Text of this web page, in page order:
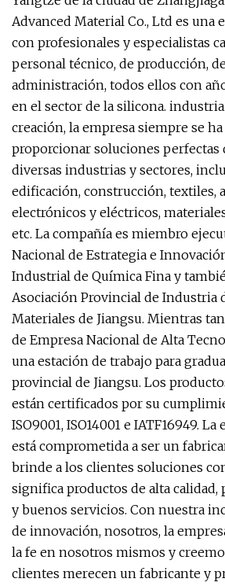
Advanced Material Co., Ltd es una
con profesionales y especialistas
personal técnico, de producción,
administración, todos ellos con
en el sector de la silicona.
creación, la empresa siempre se
proporcionar soluciones perfectas
diversas industrias y sectores,
edificación, construcción, textiles,
electrónicos y eléctricos,
etc. La compañía es miembro
Nacional de Estrategia e
Industrial de Química Fina y
Asociación Provincial de Industria
Materiales de Jiangsu. Mientras
de Empresa Nacional de Alta
una estación de trabajo para
provincial de Jiangsu. Los
están certificados por su
ISO9001, ISO14001 e IATF16949.
está comprometida a ser un
brinde a los clientes soluciones
significa productos de alta calidad,
y buenos servicios. Con nuestra
de innovación, nosotros, la
la fe en nosotros mismos y
clientes merecen un fabricante y